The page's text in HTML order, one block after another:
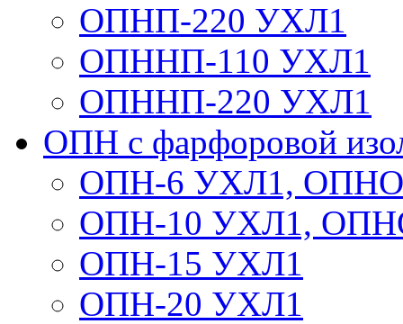
ОПНП-220 УХЛ1
ОПННП-110 УХЛ1
ОПННП-220 УХЛ1
ОПН с фарфоровой
ОПН-6 УХЛ1,
ОПН-10 УХЛ1,
ОПН-15 УХЛ1
ОПН-20 УХЛ1